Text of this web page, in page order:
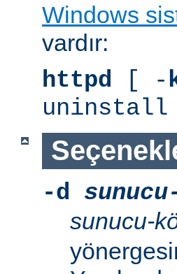
Windows
vardır:
httpd [ -
-d
sunucu-